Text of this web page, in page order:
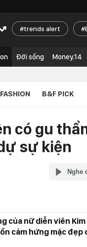
trends alert
Đời sống Money.14
FASHION B&F PICK
có gu
sự kiện
Nghe
của nữ diễn viên
cảm hứng mặc